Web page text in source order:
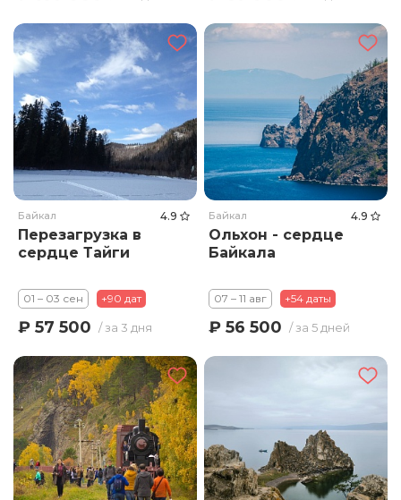
Байкал 4.9
Перезагрузка в
сердце Тайги
01 – 03 сен +90 дат
₽ 57 500 / за 3 дня
Байкал 4.9
Ольхон - сердце
Байкала
07 – 11 авг +54 даты
₽ 56 500 / за 5 дней